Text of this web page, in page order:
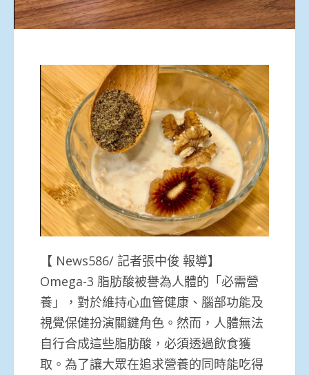
【 News586/ 記者張中俊 報導】
Omega-3 脂肪酸被譽為人體的「必需營
養」，對於維持心血管健康、腦部功能及
視覺保健扮演關鍵角色。然而，人體無法
自行合成這些脂肪酸，必須透過飲食獲
取。為了讓大眾在追求營養的同時能吃得